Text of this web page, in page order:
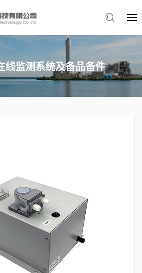
线监测系统及备品备件